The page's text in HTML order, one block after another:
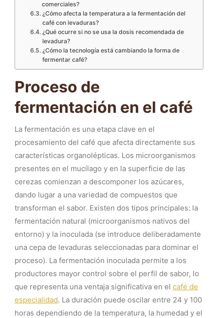
comerciales?
¿Cómo afecta la temperatura a la fermentación del
café con levaduras?
¿Qué ocurre si no se usa la dosis recomendada de
levadura?
¿Cómo la tecnología está cambiando la forma de
fermentar café?
Proceso de
fermentación en el café
La fermentación es una etapa clave en el
procesamiento del café que afecta directamente sus
características organolépticas. Los microorganismos
presentes en el mucílago y en la superficie de las
cerezas comienzan a descomponer los azúcares,
dando lugar a una variedad de compuestos que
transforman el sabor. Existen dos tipos principales: la
fermentación natural (microorganismos nativos del
entorno) y la inoculada (se introduce deliberadamente
una cepa de levaduras seleccionadas para dominar el
proceso). La fermentación inoculada permite a los
productores mayor control sobre el perfil de sabor, lo
que representa una ventaja significativa en el café de
especialidad. La duración puede oscilar entre 24 y 100
horas dependiendo de la temperatura, la humedad y el